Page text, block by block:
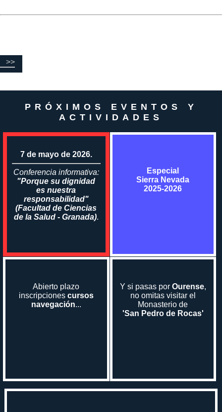
>>
PRÓXIMOS EVENTOS Y
ACTIVIDADES
7 de mayo de 2026.
Conferencia informativa:
"Porque su dignidad
es nuestra
responsabilidad"
(Facultad de Ciencias
de la Salud - Granada).
Especial
Sierra Nevada
2025-2026
Abierto plazo
inscripciones cursos
navegación...
Y si pasas por Ourense,
no omitas visitar el
Monasterio de
'San Pedro de Rocas'